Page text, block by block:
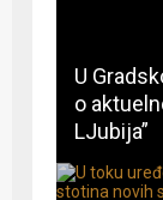
U
o
LJubija”